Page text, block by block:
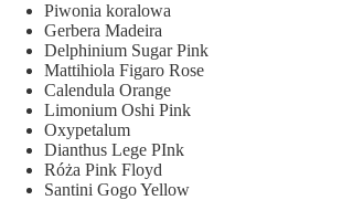
Piwonia koralowa
Gerbera Madeira
Delphinium Sugar Pink
Mattihiola Figaro Rose
Calendula Orange
Limonium Oshi Pink
Oxypetalum
Dianthus Lege PInk
Róża Pink Floyd
Santini Gogo Yellow